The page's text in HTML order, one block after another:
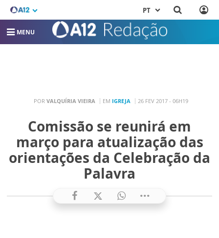
PT
MENU
POR VALQUÍRIA VIEIRA EM IGREJA 26 FEV 2017 - 06H19
Comissão se reunirá em
março para atualização das
orientações da Celebração da
Palavra